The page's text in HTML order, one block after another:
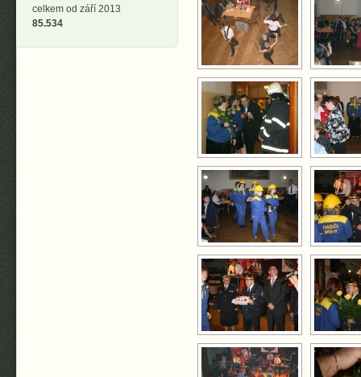
celkem od září 2013
85.534